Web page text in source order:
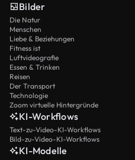
Bilder
Die Natur
Menschen
Liebe & Beziehungen
Fitness ist
Luftvideografie
Essen & Trinken
Reisen
Der Transport
Technologie
Zoom virtuelle Hintergründe
KI-Workflows
Text-zu-Video-KI-Workflows
Bild-zu-Video-KI-Workflows
KI-Modelle